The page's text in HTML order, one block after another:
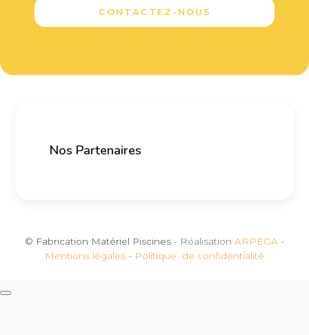
CONTACTEZ-NOUS
Nos Partenaires
© Fabrication Matériel Piscines - Réalisation ARPEGA -
Mentions légales - Politique de confidentialité